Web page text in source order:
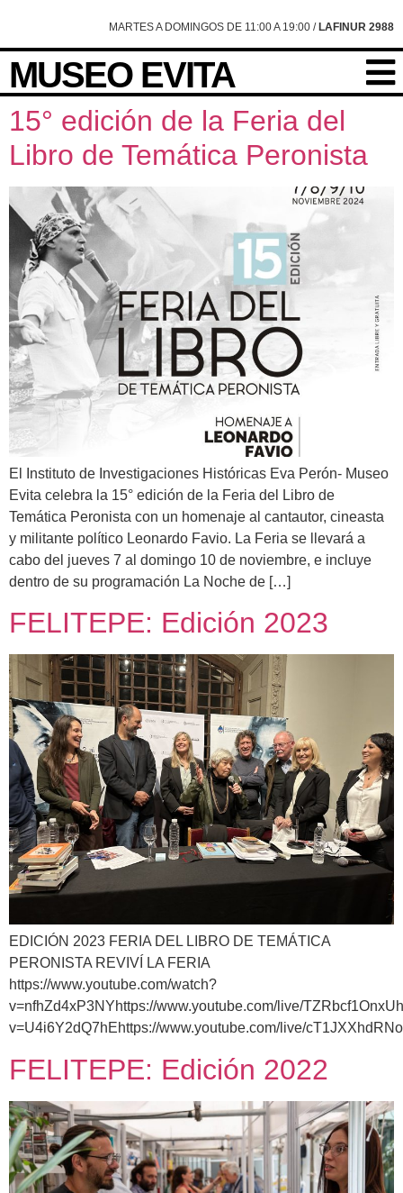
MARTES A DOMINGOS DE 11:00 A 19:00 / LAFINUR 2988
MUSEO EVITA
15° edición de la Feria del
Libro de Temática Peronista
El Instituto de Investigaciones Históricas Eva Perón- Museo
Evita celebra la 15° edición de la Feria del Libro de
Temática Peronista con un homenaje al cantautor, cineasta
y militante político Leonardo Favio. La Feria se llevará a
cabo del jueves 7 al domingo 10 de noviembre, e incluye
dentro de su programación La Noche de […]
FELITEPE: Edición 2023
EDICIÓN 2023 FERIA DEL LIBRO DE TEMÁTICA
PERONISTA REVIVÍ LA FERIA
https://www.youtube.com/watch?
v=nfhZd4xP3NYhttps://www.youtube.com/live/
v=U4i6Y2dQ7hEhttps://www.youtube.com/live/cT1JXXhdRNo
FELITEPE: Edición 2022